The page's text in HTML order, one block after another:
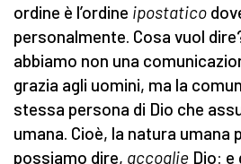
ordine è l’ordine ipostatico
personalmente. Cosa vuol
abbiamo non una
grazia agli uomini, ma la
stessa persona di Dio che
umana. Cioè, la natura umana
possiamo dire, accoglie Dio: e